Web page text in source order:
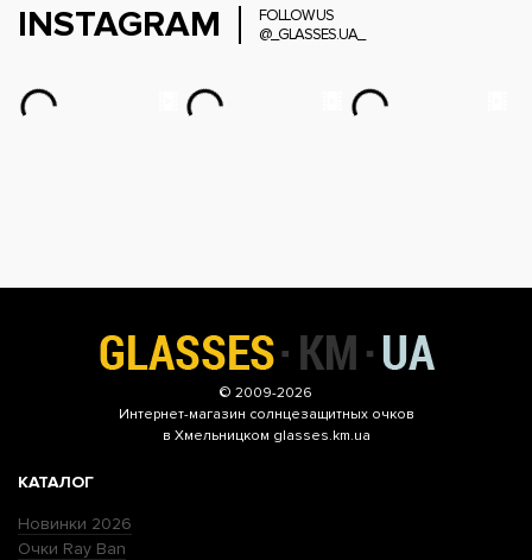
INSTAGRAM
FOLLOW US
@_GLASSES.UA_
© 2009-2026
Интернет-магазин солнцезащитных очков
в Хмельницком glasses.km.ua
КАТАЛОГ
Новинки 2026
Очки Ray Ban